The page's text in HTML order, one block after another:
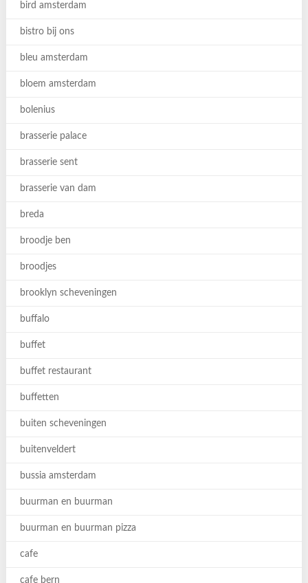
bird amsterdam
bistro bij ons
bleu amsterdam
bloem amsterdam
bolenius
brasserie palace
brasserie sent
brasserie van dam
breda
broodje ben
broodjes
brooklyn scheveningen
buffalo
buffet
buffet restaurant
buffetten
buiten scheveningen
buitenveldert
bussia amsterdam
buurman en buurman
buurman en buurman pizza
cafe
cafe bern